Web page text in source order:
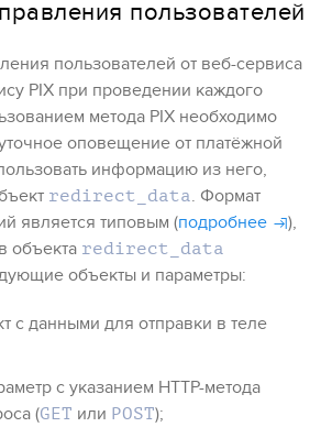
пользователей
пользователей от веб-сервиса
PIX при проведении каждого
метода PIX необходимо
оповещение от платёжной
информацию из него,
redirect_data. Формат
является типовым (подробнее
),
объекта redirect_data
объекты и параметры:
с данными для отправки в теле
с указанием HTTP-метода
(GET или POST);